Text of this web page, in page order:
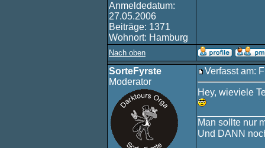
Anmeldedatum:
27.05.2006
Beiträge: 1371
Wohnort: Hamburg
Nach oben
SorteFyrste
Moderator
Verfasst am:
Hey, wieviele
Man sollte nur
Und DANN